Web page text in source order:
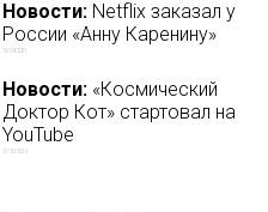
Новости: Netflix заказал у
России «Анну Каренину»
12/04/2021
Новости: «Космический
Доктор Кот» стартовал на
YouTube
17/10/2019